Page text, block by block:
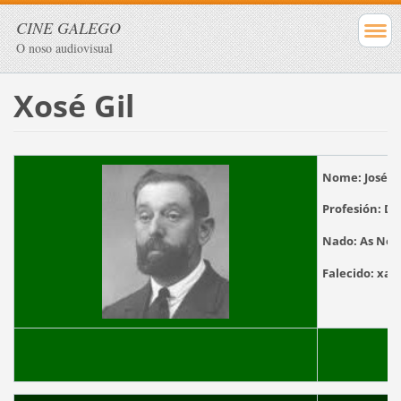
CINE GALEGO
O noso audiovisual
Xosé Gil
Nome: José
Profesión:
Nado: As
Falecido: